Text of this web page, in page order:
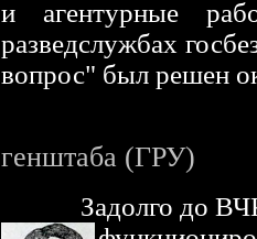
и агентурные
разведслужбах
вопрос" был решен
генштаба (ГРУ)
Задолго до